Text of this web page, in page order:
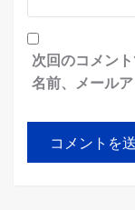
次回のコメン
名前、メール